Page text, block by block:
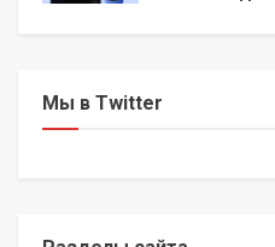
Мы в Twitter